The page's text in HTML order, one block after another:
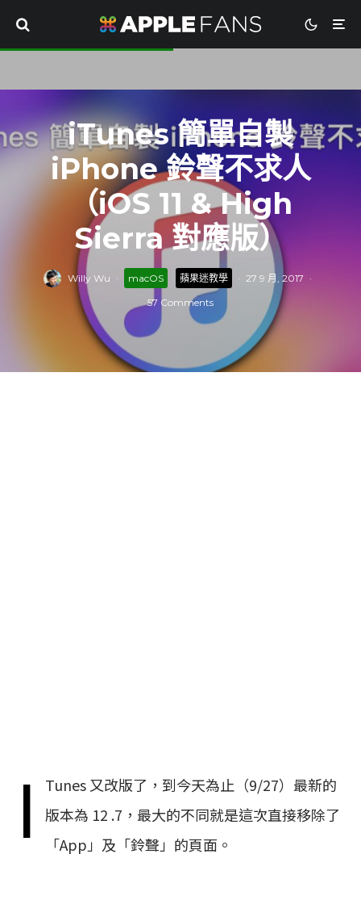
iTunes 簡單自製
iPhone 鈴聲不求人
（iOS 11 & High
Sierra 對應版）
Willy Wu · macOS 蘋果迷教學 · 27 9 月, 2017 ·
57 Comments
i
Tunes 又改版了，到今天為止（9/27）最新的
版本為 12 .7，最大的不同就是這次直接移除了
「App」及「鈴聲」的頁面。